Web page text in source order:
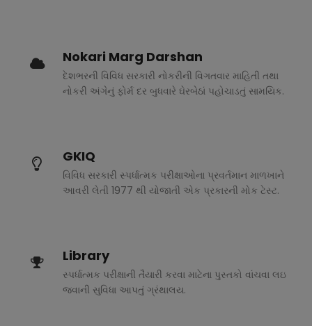
Nokari Marg Darshan
દેશભરની વિવિધ સરકારી નોકરીની વિગતવાર માહિતી તથા
નોકરી અંગેનું ફોર્મ દર બુધવારે ઘેરબેઠાં પહોચાડતું સામયિક.
GKIQ
વિવિધ સરકારી સ્પર્ધાત્મક પરીક્ષાઓના પ્રવર્તમાન માળખાને
આવરી લેતી 1977 થી યોજાતી એક પ્રકારની મોક ટેસ્ટ.
Library
સ્પર્ધાત્મક પરીક્ષાની તૈયારી કરવા માટેના પુસ્તકો વાંચવા લઇ
જવાની સુવિધા આપતું ગ્રંથાલય.